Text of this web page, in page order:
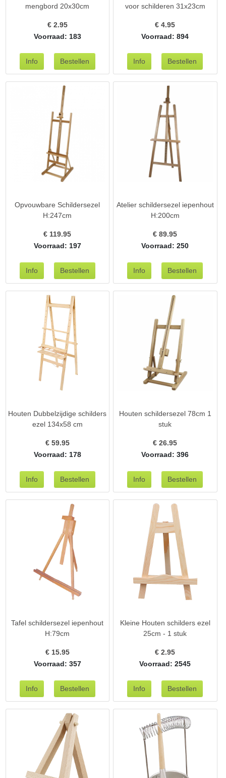
mengbord 20x30cm
€ 2.95
Voorraad: 183
voor schilderen 31x23cm
€4.95
Voorraad: 894
Opvouwbare Schildersezel
H:247cm
€ 119.95
Voorraad: 197
Atelier schildersezel iepenhout
H:200cm
€89.95
Voorraad: 250
Houten Dubbelzijdige schilders
ezel 134x58 cm
€ 59.95
Voorraad: 178
Houten schildersezel 78cm 1
stuk
€26.95
Voorraad: 396
Tafel schildersezel iepenhout
H:79cm
€ 15.95
Voorraad: 357
Kleine Houten schilders ezel
25cm - 1 stuk
€2.95
Voorraad: 2545